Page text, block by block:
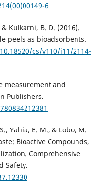
6
Kulkarni, B. D. (2016).
peels as bioadsorbents.
cs/v110/i11/2114-
measurement and
Publishers.
Yahia, E. M., & Lobo, M.
Bioactive Compounds,
Comprehensive
Safety.